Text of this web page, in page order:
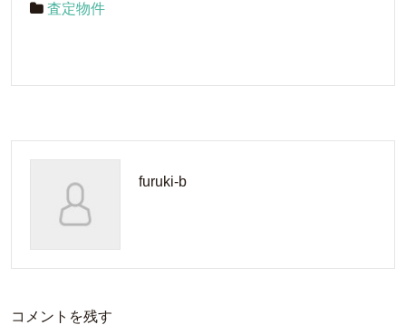
査定物件
furuki-b
コメントを残す